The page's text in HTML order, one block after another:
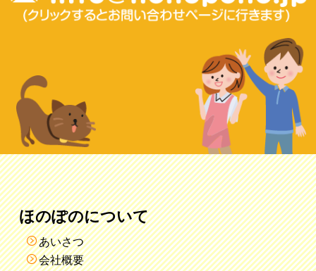
ほのぽのについて
あいさつ
会社概要